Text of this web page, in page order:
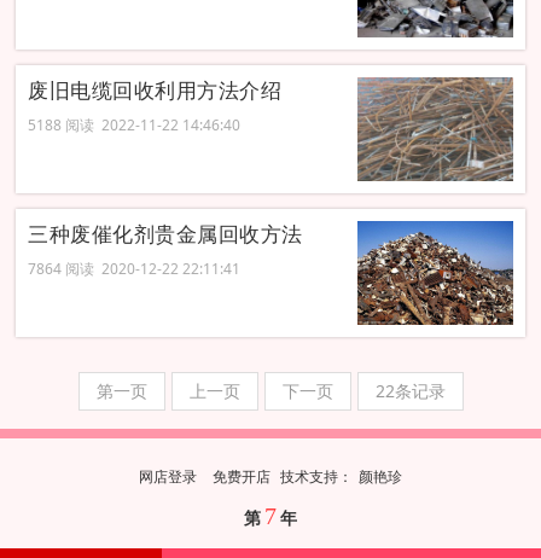
废旧电缆回收利用方法介绍
5188 阅读 2022-11-22 14:46:40
三种废催化剂贵金属回收方法
7864 阅读 2020-12-22 22:11:41
第一页 上一页 下一页 22条记录
网店登录 免费开店 技术支持 ： 颜艳珍
第 7年